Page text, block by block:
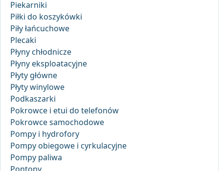
Piekarniki
Piłki do koszykówki
Piły łańcuchowe
Plecaki
Płyny chłodnicze
Płyny eksploatacyjne
Płyty główne
Płyty winylowe
Podkaszarki
Pokrowce i etui do telefonów
Pokrowce samochodowe
Pompy i hydrofory
Pompy obiegowe i cyrkulacyjne
Pompy paliwa